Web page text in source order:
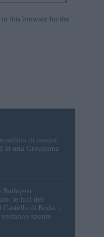
this browser for the
di misura
in una Groupama
Budapest
le luci del
Castello di Buda e
spente